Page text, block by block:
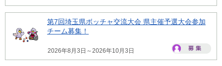
第7回埼玉県ボッチャ交流大会 県主催予選大会参加
チーム募集！
2026年8月3日～2026年10月3日